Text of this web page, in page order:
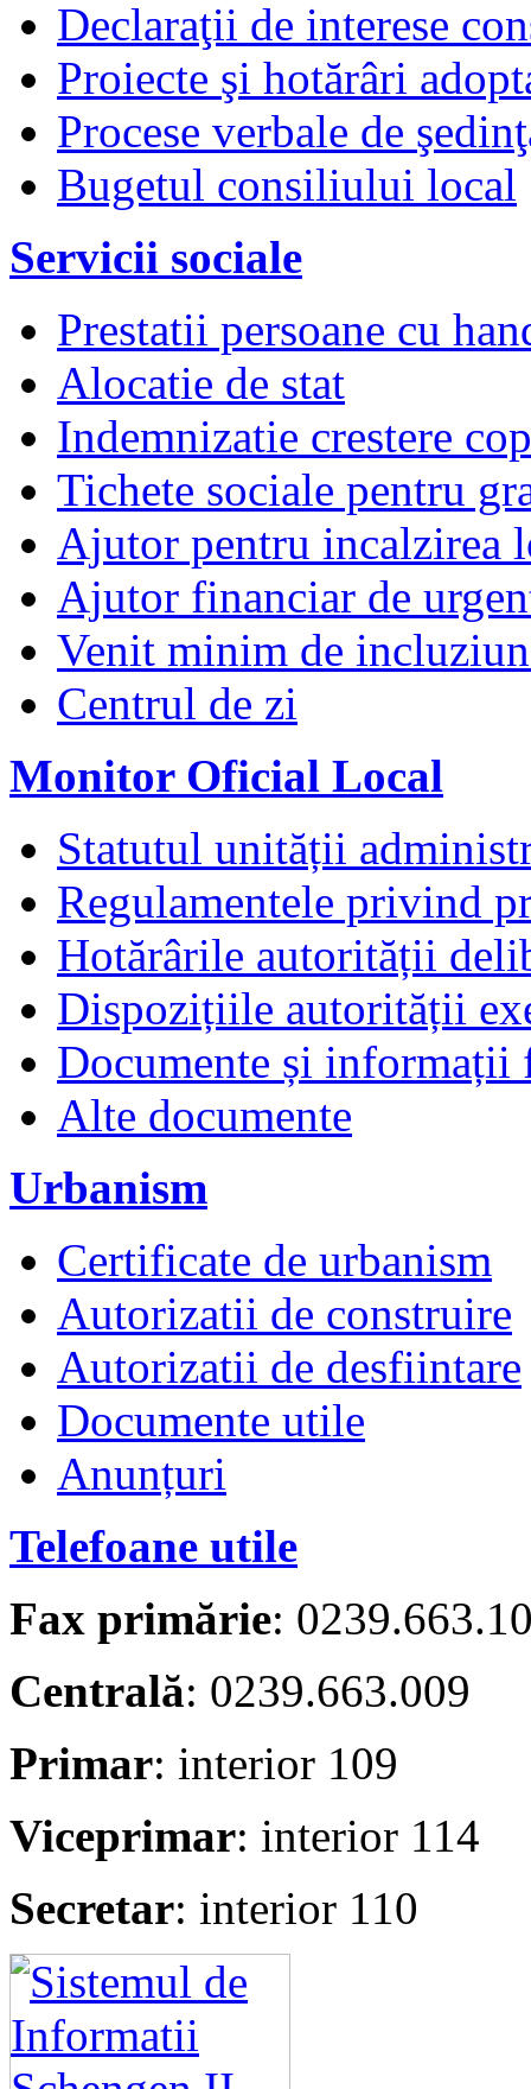
Declaraţii de interese
Proiecte şi hotărâri
Procese verbale de
Bugetul consiliului local
Servicii sociale
Prestatii persoane cu
Alocatie de stat
Indemnizatie crestere
Tichete sociale pentru
Ajutor pentru incalzirea
Ajutor financiar de
Venit minim de
Centrul de zi
Monitor Oficial Local
Statutul unității
Regulamentele privind
Hotărârile autorității
Dispozițiile autorității
Documente și informații
Alte documente
Urbanism
Certificate de urbanism
Autorizatii de construire
Autorizatii de desfiintare
Documente utile
Anunțuri
Telefoane utile
Fax primărie:
Centrală: 0239.663.009
Primar: interior 109
Viceprimar: interior 114
Secretar: interior 110